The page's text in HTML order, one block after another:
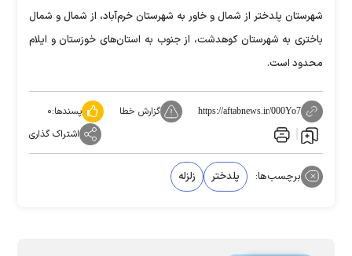
شهرستان پلدختر از شمال و خاور به شهرستان خرم‌آباد، از شمال و شمال
باختری به شهرستان کوهدشت، از جنوب به استان‌های خوزستان و ایلام
محدود است.
https://aftabnews.ir/000Yo7 گزارش خطا پسندها:۰
اشتراک گذاری
برچسب‌ها: پلدختر زلزله